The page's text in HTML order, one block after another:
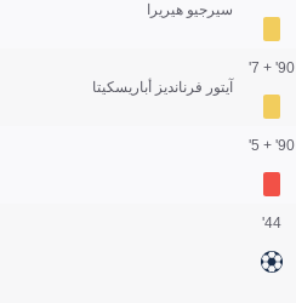
سيرجيو هيريرا
آيتور فرنانديز أباريسكيتا
90' + 7'
90' + 5'
44'